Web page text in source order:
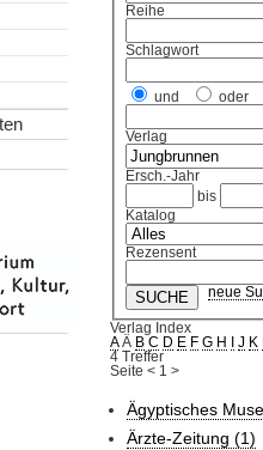
Reihe
Schlagwort
und
oder
Verlag
Ersch.-Jahr
bis
Katalog
Rezensent
neue
Verlag Index
A Ä B C D E F G H J K
4 Treffer
Seite< 1 >
Ägyptisches
Ärzte-Zeitung (1)